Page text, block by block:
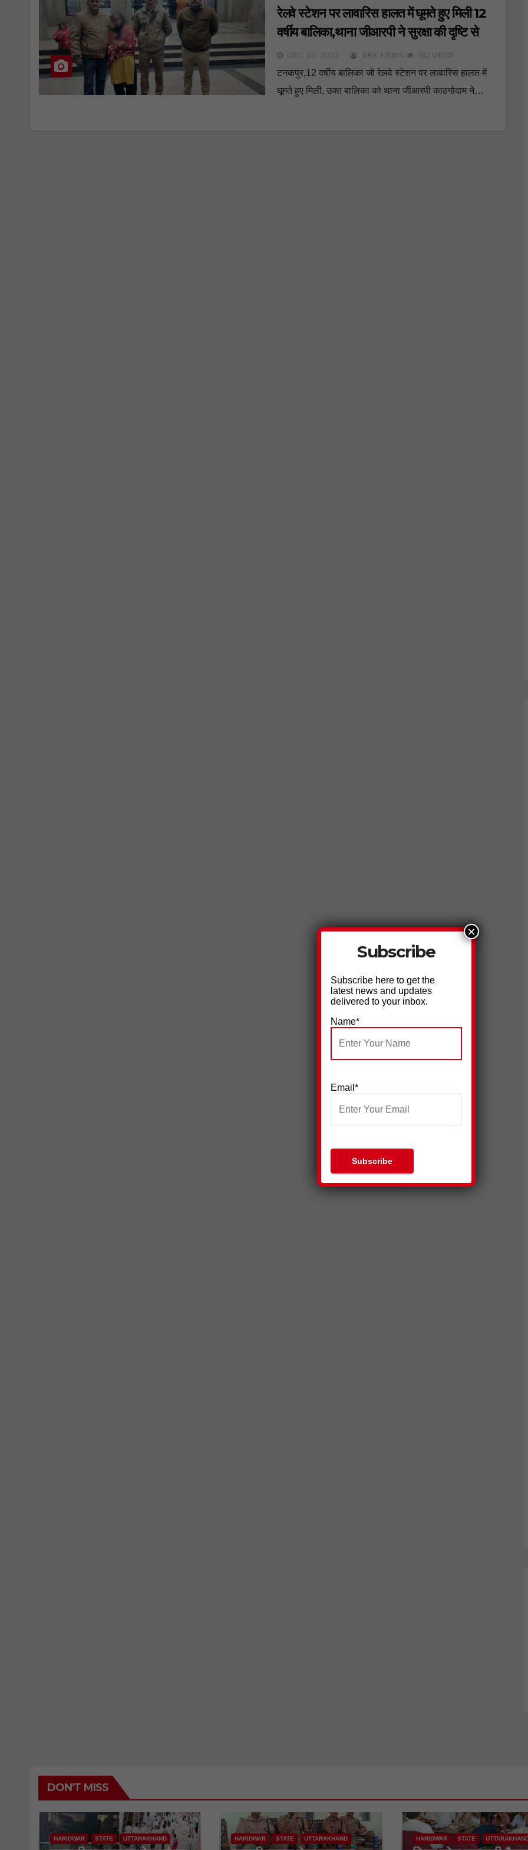
रेलवे स्टेशन पर लावारिस हालत में घूमते हुए मिली 12
वर्षीय बालिका,थाना जीआरपी ने सुरक्षा की दृष्टि से
रिट्ज संस्था के किया सुपुर्द
DEC 12, 2023 BKK NEWS 362 VIEWS
टनकपुर,12 वर्षीय बालिका जो रेलवे स्टेशन पर लावारिस हालत में
घूमते हुए मिली, उक्त बालिका को थाना जीआरपी काठगोदाम ने…
DON'T MISS
HARIDWAR STATE UTTARAKHAND HARIDWAR STATE UTTARAKHAND HARIDWAR STATE
Subscribe
Subscribe here to get the
latest news and updates
delivered to your inbox.
Name*
Email*
×